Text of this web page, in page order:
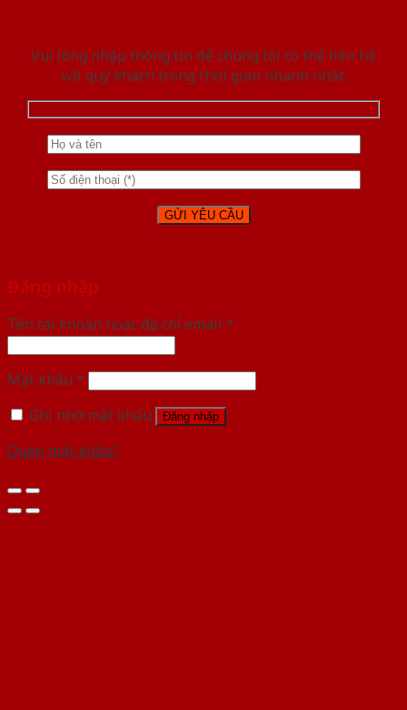
Vui lòng nhập thông tin để chúng tôi có thể liên hệ
với quý khách trong thời gian nhanh nhất.
Đăng nhập
Tên tài khoản hoặc địa chỉ email *
Mật khẩu *
Ghi nhớ mật khẩu
Đăng nhập
Quên mật khẩu?